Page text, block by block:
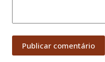
Publicar comentário